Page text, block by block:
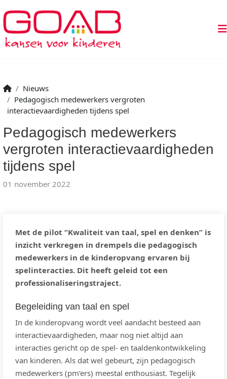
Nieuws
Pedagogisch medewerkers vergroten
interactievaardigheden tijdens spel
Pedagogisch medewerkers
vergroten interactievaardigheden
tijdens spel
01 november 2022
Met de pilot “Kwaliteit van taal, spel en denken” is
inzicht verkregen in drempels die pedagogisch
medewerkers in de kinderopvang ervaren bij
spelinteracties. Dit heeft geleid tot een
professionaliseringstraject.
Begeleiding van taal en spel
In de kinderopvang wordt veel aandacht besteed aan
interactievaardigheden, maar nog niet altijd aan
interacties gericht op de spel- en taaldenkontwikkeling
van kinderen. Als dat wel gebeurt, zijn pedagogisch
medewerkers (pm’ers) meestal enthousiast. Tegelijk